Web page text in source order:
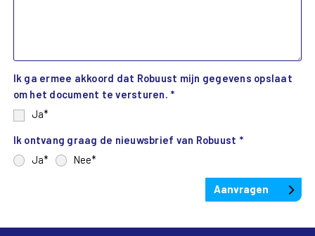
Ik ga ermee akkoord dat Robuust mijn gegevens opslaat
om het document te versturen.
Ja
Ik ontvang graag de nieuwsbrief van Robuust
Ja
Nee